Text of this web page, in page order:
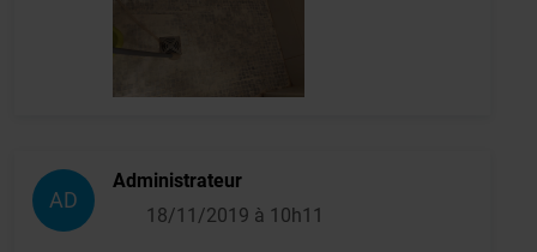
AD
Administrateur
18/11/2019 à 10h11